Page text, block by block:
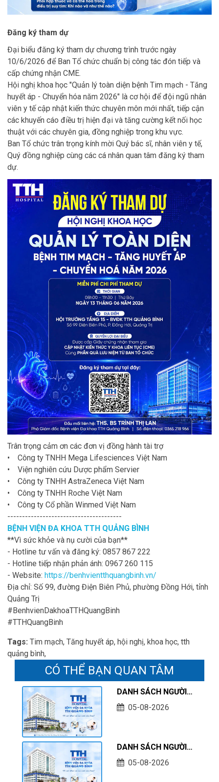
Đăng ký tham dự
Đại biểu đăng ký tham dự chương trình trước ngày
10/6/2026 để Ban Tổ chức chuẩn bị công tác đón tiếp và
cấp chứng nhận CME.
Hội nghị khoa học "Quản lý toàn diện bệnh Tim mạch - Tăng
huyết áp - Chuyển hóa năm 2026" là cơ hội để đội ngũ nhân
viên y tế cập nhật kiến thức chuyên môn mới nhất, tiếp cận
các khuyến cáo điều trị hiện đại và tăng cường kết nối học
thuật với các chuyên gia, đồng nghiệp trong khu vực.
Ban Tổ chức trân trọng kính mời Quý bác sĩ, nhân viên y tế,
Quý đồng nghiệp cùng các cá nhân quan tâm đăng ký tham
dự.
Trân trọng cảm ơn các đơn vị đồng hành tài trợ
• Công ty TNHH Mega Lifesciences Việt Nam
• Viện nghiên cứu Dược phẩm Servier
• Công ty TNHH AstraZeneca Việt Nam
• Công ty TNHH Roche Việt Nam
• Công ty Cổ phần Winmed Việt Nam
---------------------------------------
BỆNH VIỆN ĐA KHOA TTH QUẢNG BÌNH
**Vì sức khỏe và nụ cười của bạn**
- Hotline tư vấn và đăng ký: 0857 867 222
- Hotline tiếp nhận phản ánh: 0967 260 115
- Website: https://benhvientthquangbinh.vn/
Địa chỉ: Số 99, đường Điện Biên Phủ, phường Đồng Hới, tỉnh
Quảng Trị
#BenhvienDakhoaTTHQuangBinh
#TTHQuangBinh
Tags: Tim mạch, Tăng huyết áp, hội nghị, khoa học, tth
quảng bình,
CÓ THỂ BẠN QUAN TÂM
DANH SÁCH NGƯỜI
HOÀN THÀNH THỰC
05-08-2026
DANH SÁCH NGƯỜI
THỰC HÀNH KHÁM
05-08-2026